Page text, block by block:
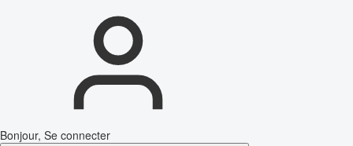
Bonjour, Se connecter